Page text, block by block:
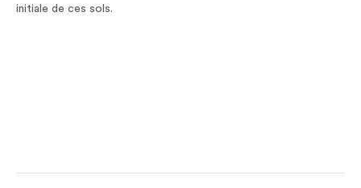
initiale de ces sols.